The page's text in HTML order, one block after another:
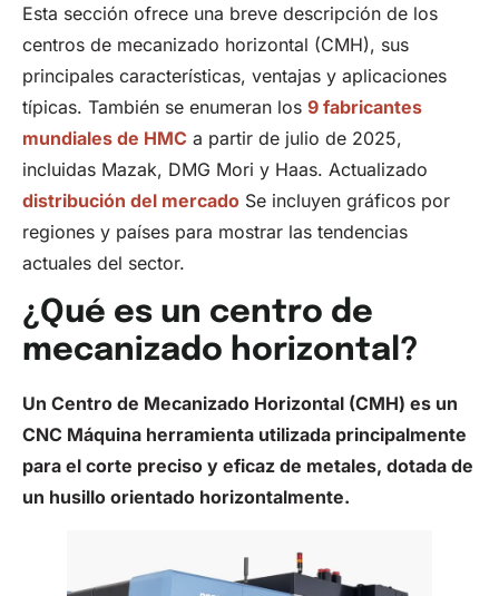
Esta sección ofrece una breve descripción de los
centros de mecanizado horizontal (CMH), sus
principales características, ventajas y aplicaciones
típicas. También se enumeran los 9 fabricantes
mundiales de HMC a partir de julio de 2025,
incluidas Mazak, DMG Mori y Haas. Actualizado
distribución del mercado Se incluyen gráficos por
regiones y países para mostrar las tendencias
actuales del sector.
¿Qué es un centro de
mecanizado horizontal?
Un Centro de Mecanizado Horizontal (CMH) es un
CNC Máquina herramienta utilizada principalmente
para el corte preciso y eficaz de metales, dotada de
un husillo orientado horizontalmente.